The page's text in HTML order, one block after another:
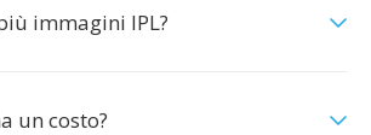
immagini IPL?
un costo?